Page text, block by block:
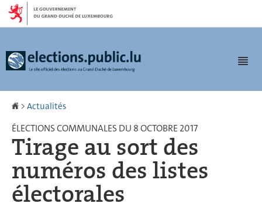
Aller
navigation
Aller
Accueil
> Actualités
ÉLECTIONS COMMUNALES DU 8 OCTOBRE 2017
Tirage au sort des
numéros des listes
électorales